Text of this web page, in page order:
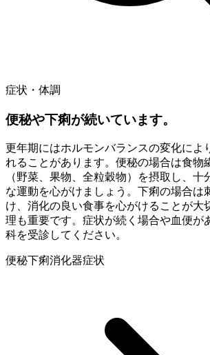
症状・体調
便秘や下痢が続いています。
更年期にはホルモンバランスの変化によ
れることがあります。便秘の場合は食物
（野菜、果物、全粒穀物）を摂取し、十
な運動を心がけましょう。下痢の場合は
け、消化の良い食事を心がけることが大
理も重要です。症状が続く場合や血便が
科を受診してください。
便秘下痢消化器症状